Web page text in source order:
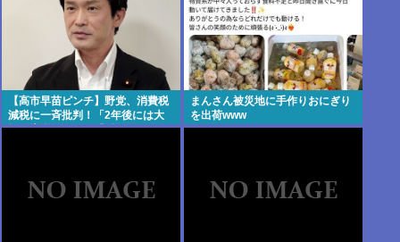
【高市早苗ピンチ】野党、消費税
減税に一斉批判！「2年後には大
幅な増税になる」「財源どうす
まんさん被災地に手作りおにぎり
を出荷www